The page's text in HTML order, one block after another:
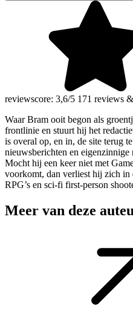
reviewscore: 3,6/5 171 reviews &
Waar Bram ooit begon als
frontlinie en stuurt hij het
is overal op, en in, de site terug
nieuwsberichten en
Mocht hij een keer niet met
voorkomt, dan verliest hij zich in
RPG’s en sci-fi first-person
Meer van deze